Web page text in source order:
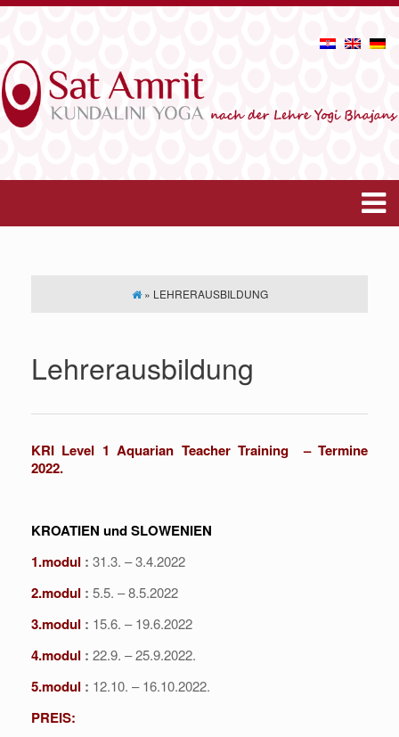
» LEHRERAUSBILDUNG
Lehrerausbildung
KRI Level 1 Aquarian Teacher Training – Termine
2022.
KROATIEN und SLOWENIEN
1.modul : 31.3. – 3.4.2022
2.modul : 5.5. – 8.5.2022
3.modul : 15.6. – 19.6.2022
4.modul : 22.9. – 25.9.2022.
5.modul : 12.10. – 16.10.2022.
PREIS: